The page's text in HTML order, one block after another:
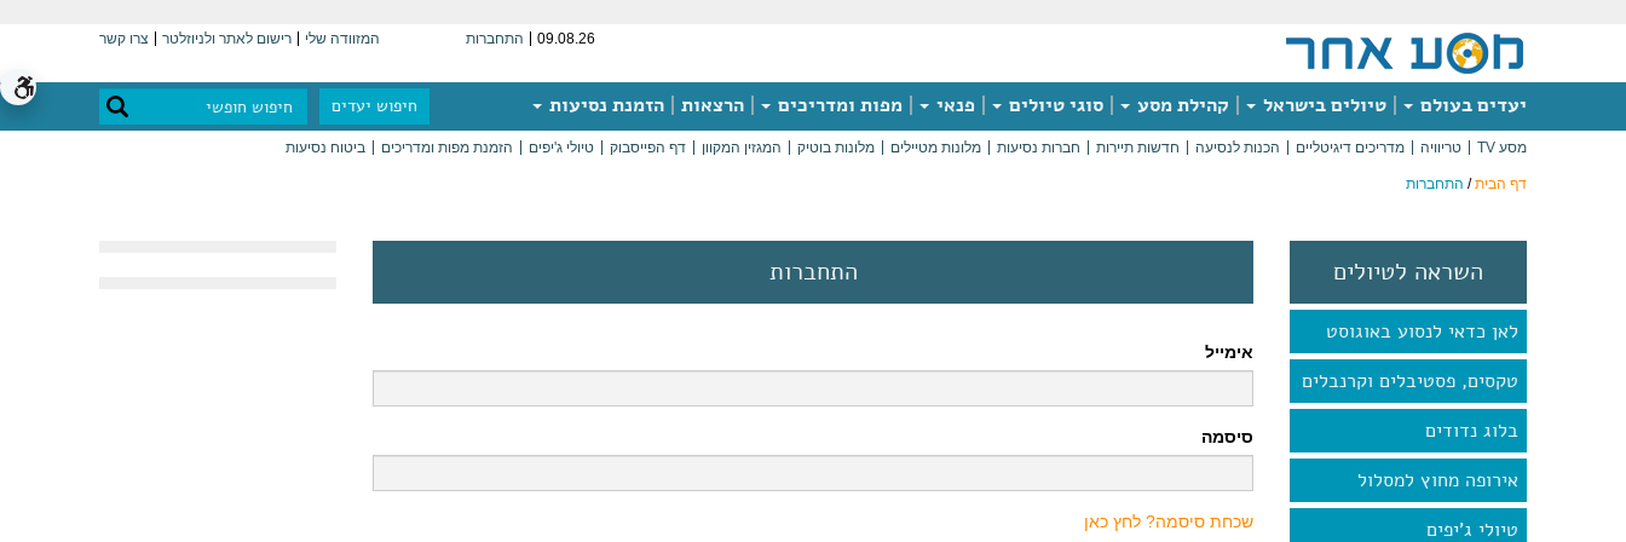
09.08.26 התחברות המזוודה שלי רישום לאתר ולניוזלטר צרו קשר
יעדים בעולם טיולים בישראל קהילת מסע סוגי טיולים פנאי מפות ומדריכים הרצאות הזמנת נסיעות חיפוש יעדים
מסע TV טריוויה מדריכים דיגיטליים הכנות לנסיעה חדשות תיירות חברות נסיעות מלונות מטיילים מלונות בוטיק המגזין המקוון דף הפייסבוק טיולי ג'יפים הזמנת מפות ומדריכים ביטוח נסיעות
דף הבית/ התחברות
השראה לטיולים
לאן כדאי לנסוע באוגוסט
טקסים, פסטיבלים וקרנבלים
בלוג נדודים
אירופה מחוץ למסלול
טיולי ג'יפים
התחברות
אימייל
סיסמה
שכחת סיסמה? לחץ כאן